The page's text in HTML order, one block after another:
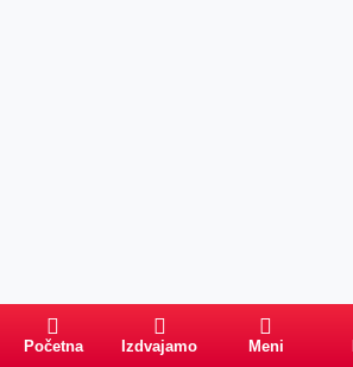
Početna Izdvajamo Meni